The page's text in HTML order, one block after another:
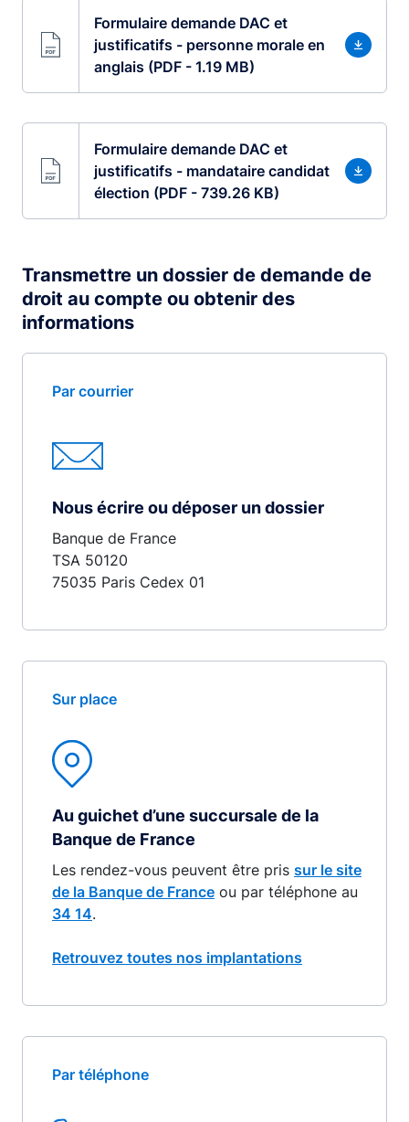
Formulaire demande DAC et
justificatifs - personne morale en
anglais (PDF - 1.19 MB)
Formulaire demande DAC et
justificatifs - mandataire candidat
élection (PDF - 739.26 KB)
Transmettre un dossier de demande de
droit au compte ou obtenir des
informations
Par courrier
Nous écrire ou déposer un dossier
Banque de France
TSA 50120
75035 Paris Cedex 01
Sur place
Au guichet d’une succursale de la
Banque de France
Les rendez-vous peuvent être pris sur le site
de la Banque de France ou par téléphone au
34 14.
Retrouvez toutes nos implantations
Par téléphone